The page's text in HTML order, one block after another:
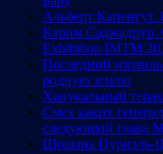
Альберт
Карим Саджадпур.
Exhibition IMTM
Последний
родную землю
Ханукальный
Смех каких
следующий глава
Шошана Цуриэль-